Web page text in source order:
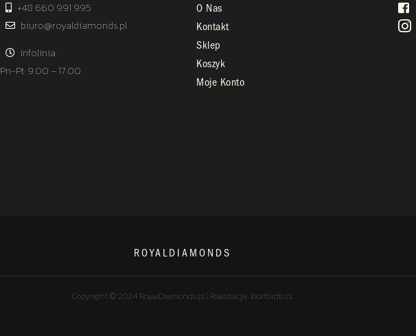
+48 660 991 995
biuro@royaldiamonds.pl
Infolinia:
Pn-Pt: 9.00 – 17.00
O Nas
Kontakt
Sklep
Koszyk
Moje Konto
ROYALDIAMONDS
Copyright © 2024 RoyalDiamonds.pl | Realizacja: Worfordis.pl